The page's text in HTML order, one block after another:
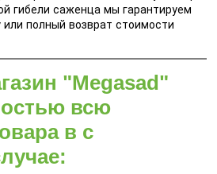
гибели саженца мы гарантируем
полный возврат стоимости
"Megasad"
всю
в с